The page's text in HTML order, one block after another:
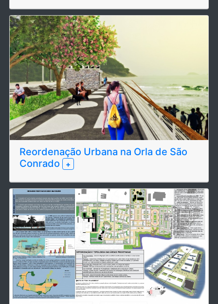
Reordenação Urbana na Orla de São
Conrado
+